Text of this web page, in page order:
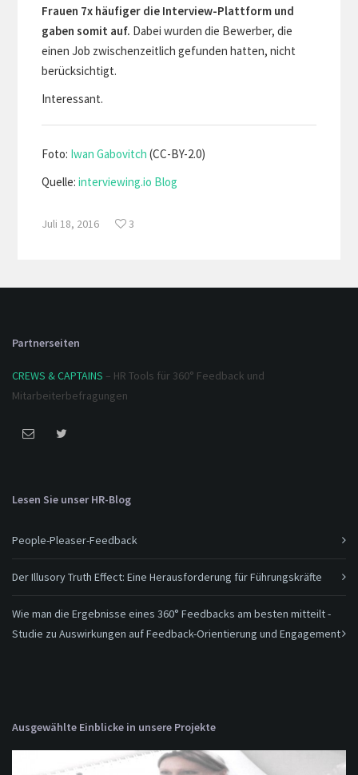
Frauen 7x häufiger die Interview-Plattform und
gaben somit auf. Dabei wurden die Bewerber, die
einen Job zwischenzeitlich gefunden hatten, nicht
berücksichtigt.
Interessant.
Foto: Iwan Gabovitch (CC-BY-2.0)
Quelle:interviewing.io Blog
Juli 18, 2016 3
Partnerseiten
CREWS & CAPTAINS – HR Tools für 360° Feedback und
Mitarbeiterbefragungen
Lesen Sie unser HR-Blog
People-Pleaser-Feedback
Der Illusory Truth Effect: Eine Herausforderung für Führungskräfte
Wie man die Ergebnisse eines 360° Feedbacks am besten mitteilt -
Studie zu Auswirkungen auf Feedback-Orientierung und Engagement
Ausgewählte Einblicke in unsere Projekte